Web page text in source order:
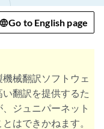
Go to English page
械翻訳ソフトウェ
翻訳を提供するた
ジュニパーネット
はできかねます。